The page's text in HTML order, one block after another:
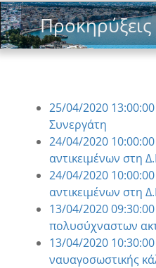
Προκηρύξεις
25/04/2020
Συνεργάτη
24/04/2020
αντικειμένων στη
24/04/2020
αντικειμένων στη
13/04/2020
πολυσύχναστων
13/04/2020
ναυαγοσωστικής